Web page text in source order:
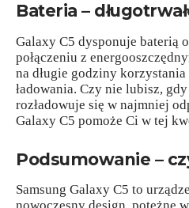
Bateria –
Galaxy C5 dysponuje baterią
połączeniu z
na długie godziny
ładowania. Czy nie lubisz,
rozładowuje się w najmniej
Galaxy C5 pomoże Ci w tej
Podsumowanie –
Samsung Galaxy C5 to